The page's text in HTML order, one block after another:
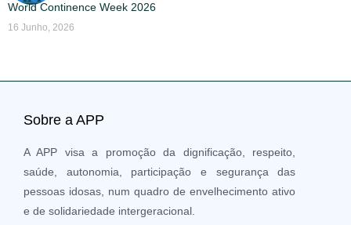
World Continence Week 2026
16 Junho, 2026
Sobre a APP
A APP visa a promoção da dignificação, respeito,
saúde, autonomia, participação e segurança das
pessoas idosas, num quadro de envelhecimento ativo
e de solidariedade intergeracional.